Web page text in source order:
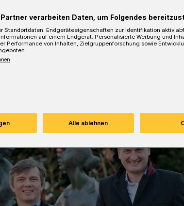
verarbeiten Daten, um Folgendes
Standortdaten. Endgeräteeigenschaften zur Identifikation aktiv
auf einem Endgerät. Personalisierte Werbung und
Performance von Inhalten, Zielgruppenforschung sowie
Alle ablehnen